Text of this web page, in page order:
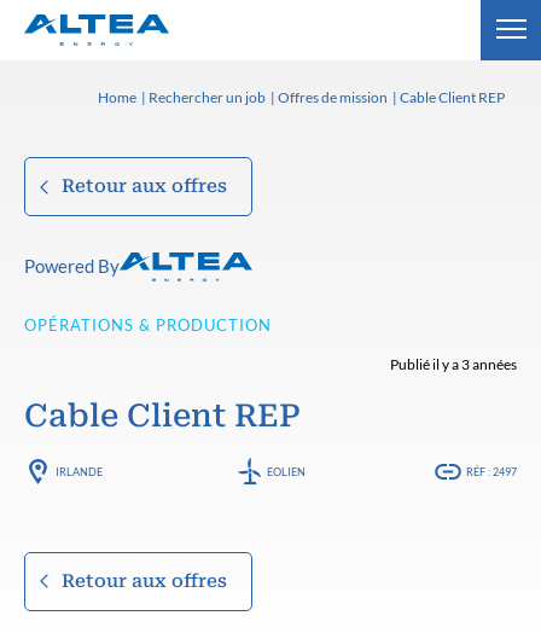
Home Rechercher un job Offres de mission Cable Client REP
Retour aux offres
Powered By
OPÉRATIONS & PRODUCTION
Publié il y a 3 années
Cable Client REP
IRLANDE EOLIEN RÉF : 2497
Retour aux offres